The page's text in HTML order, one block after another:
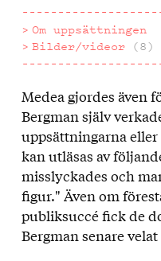
Om uppsättningen
Bilder/videor (8)
Om
Medea gjordes även
Bergman själv
uppsättningarna
kan utläsas av
misslyckades och
figur." Även om
publiksuccé fick de
Bergman senare